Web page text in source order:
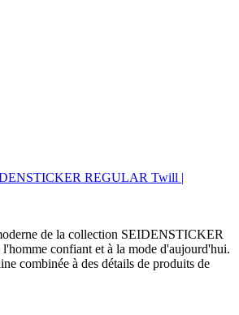
REGULAR Twill |
de la collection SEIDENSTICKER
confiant et à la mode d'aujourd'hui.
combinée à des détails de produits de